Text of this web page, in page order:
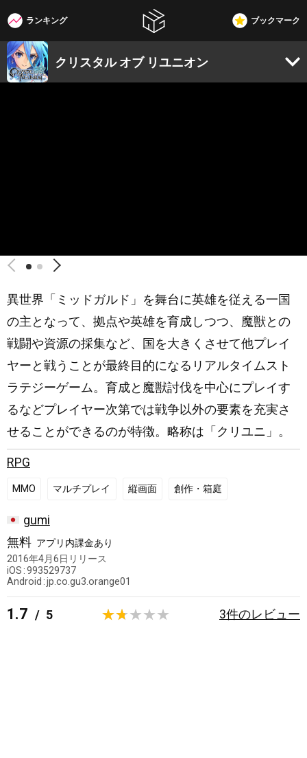
W3G
ランキング ブックマーク
クリスタル オブ リユニオン
異世界「ミッドガルド」を舞台に英雄を従える一国
の主となって、拠点や英雄を育成しつつ、魔獣との
戦闘や資源の採集など、国を大きくさせて他プレイ
ヤーと戦うことが最終目的になるリアルタイムスト
ラテジーゲーム。育成と魔獣討伐を中心にプレイす
るなどプレイヤー次第では戦争以外の要素を充実さ
せることができるのが特徴。略称は「クリユニ」。
RPG
MMO マルチプレイ 縦画面 創作・箱庭
日
本
gumi
無料 アプリ内課金あり
2016年4月6日 リリース
iOS 993529737
Android jp.co.gu3.orange01
1.7 / 5 3件のレビュー